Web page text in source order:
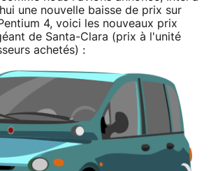
une nouvelle baisse de prix sur
4, voici les nouveaux prix
de Santa-Clara (prix à l'unité
achetés) :